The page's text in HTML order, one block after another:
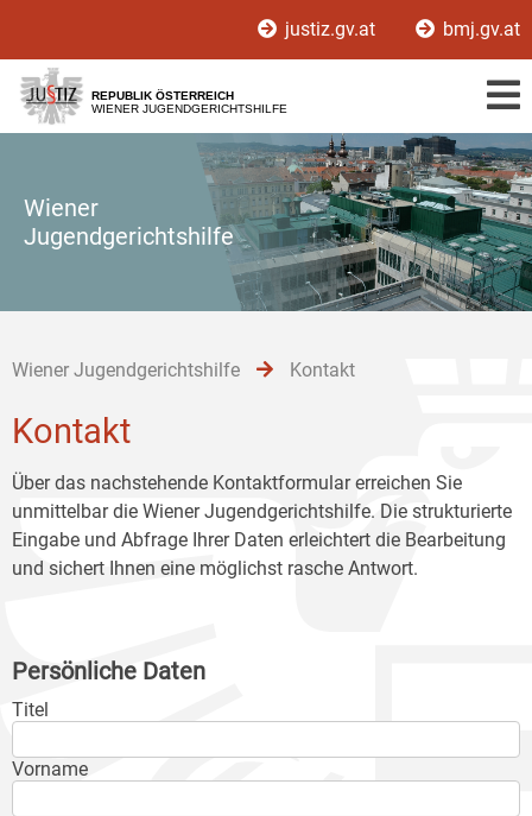
[1]
[2]
[3]
justiz.gv.at bmj.gv.at
REPUBLIK ÖSTERREICH
WIENER JUGENDGERICHTSHILFE
Wiener
Jugendgerichtshilfe
Wiener Jugendgerichtshilfe Kontakt
Kontakt
Über das nachstehende Kontaktformular erreichen Sie
unmittelbar die Wiener Jugendgerichtshilfe. Die strukturierte
Eingabe und Abfrage Ihrer Daten erleichtert die Bearbeitung
und sichert Ihnen eine möglichst rasche Antwort.
Persönliche Daten
Titel
Vorname